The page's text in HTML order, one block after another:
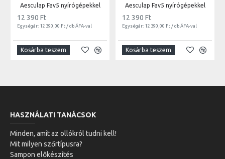
Aesculap Fav5 nyírógépekkel
12 390 Ft
Egységár: 12 390,00 Ft / db ÁFA-val
Kosárba teszem
Aesculap Fav5 nyírógépekkel
12 390 Ft
Egységár: 12 390,00 Ft / db ÁFA-val
Kosárba teszem
HASZNÁLATI TANÁCSOK
Minden, amit az ollókról tudni kell!
Mit milyen szőrtípusra?
Sampon előkészítés